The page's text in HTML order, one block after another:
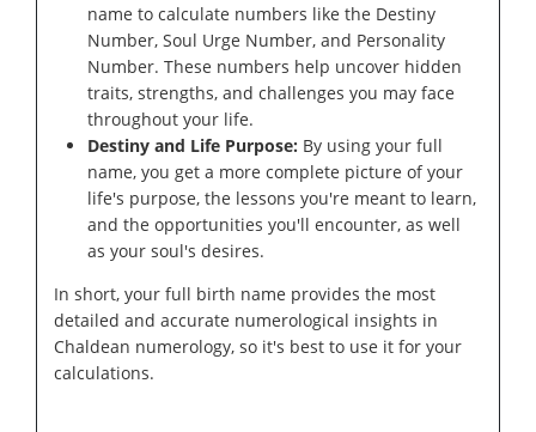
name to calculate numbers like the Destiny
Number, Soul Urge Number, and Personality
Number. These numbers help uncover hidden
traits, strengths, and challenges you may face
throughout your life.
Destiny and Life Purpose: By using your full
name, you get a more complete picture of your
life's purpose, the lessons you're meant to learn,
and the opportunities you'll encounter, as well
as your soul's desires.
In short, your full birth name provides the most
detailed and accurate numerological insights in
Chaldean numerology, so it's best to use it for your
calculations.